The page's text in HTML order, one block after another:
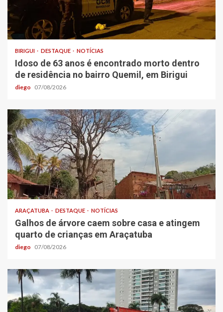
BIRIGUI DESTAQUE NOTÍCIAS
Idoso de 63 anos é encontrado morto dentro
de residência no bairro Quemil, em Birigui
diego 07/08/2026
ARAÇATUBA DESTAQUE NOTÍCIAS
Galhos de árvore caem sobre casa e atingem
quarto de crianças em Araçatuba
diego 07/08/2026